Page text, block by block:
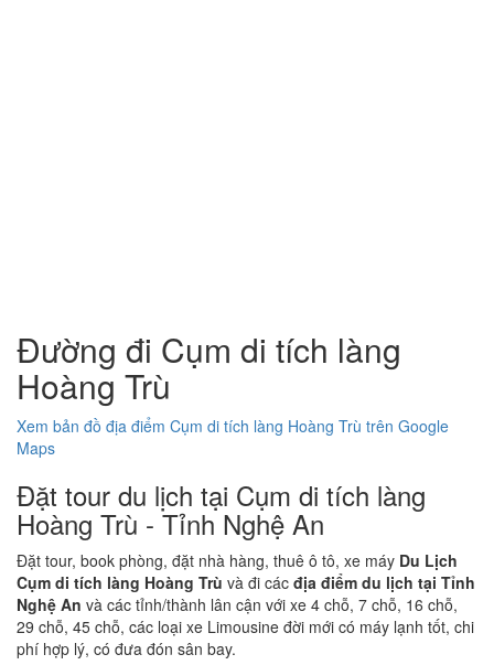
Đường đi Cụm di tích làng
Hoàng Trù
Xem bản đồ địa điểm Cụm di tích làng Hoàng Trù trên Google
Maps
Đặt tour du lịch tại Cụm di tích làng
Hoàng Trù - Tỉnh Nghệ An
Đặt tour, book phòng, đặt nhà hàng, thuê ô tô, xe máy Du Lịch
Cụm di tích làng Hoàng Trù và đi các địa điểm du lịch tại Tỉnh
Nghệ An và các tỉnh/thành lân cận với xe 4 chỗ, 7 chỗ, 16 chỗ,
29 chỗ, 45 chỗ, các loại xe Limousine đời mới có máy lạnh tốt, chi
phí hợp lý, có đưa đón sân bay.